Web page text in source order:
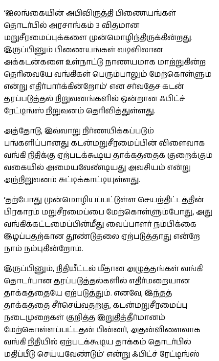
‘இலங்கையின் அபிவிருத்தி பிணையங்கள்
தொடர்பில் அரசாங்கம் 3 விதமான
மறுசீரமைப்புக்களை முன்மொழிந்திருக்கின்றது.
இருப்பினும் பிணையங்கள் வடிவிலான
அக்கடன்களை உள்நாட்டு நாணயமாக மாற்றுகின்ற
தெரிவையே வங்கிகள் பெரும்பாலும் மேற்கொள்ளும்
என்று எதிர்பார்க்கின்றோம்’ என சர்வதேச கடன்
தரப்படுத்தல் நிறுவனங்களில் ஒன்றான ஃபிட்ச்
ரேட்டிங்ஸ் நிறுவனம் தெரிவித்துள்ளது.
அத்தோடு, இவ்வாறு நிர்ணயிக்கப்படும்
பங்களிப்பானது கடன்மறுசீரமைப்பின் விளைவாக
வங்கி நிதிக்கு ஏற்படக்கூடிய தாக்கத்தைக் குறைக்கும்
வகையில் அமையவேண்டியது அவசியம் என்று
அந்நிறுவனம் சுட்டிக்காட்டியுள்ளது.
‘தற்போது முன்மொழியப்பட்டுள்ள செயற்திட்டத்தின்
பிரகாரம் மறுசீரமைப்பை மேற்கொள்ளும்போது, அது
வங்கிக்கட்டமைப்பின்மீது வைப்பாளர் நம்பிக்கை
இழப்பதற்கான தூண்டுதலை ஏற்படுத்தாது என்றே
நாம் நம்புகின்றோம்.
இருப்பினும், நிதியீட்டல் மீதான அழுத்தங்கள் வங்கி
தொடர்பான தரப்படுத்தல்களில் எதிர்மறையான
தாக்கத்தையே ஏற்படுத்தும். எனவே, இந்தத்
தாக்கத்தை சீர்செய்வதற்கு, கடன்மறுசீரமைப்பு
நடைமுறைகள் குறித்த இறுதித்தீர்மானம்
மேற்கொள்ளப்பட்டதன் பின்னர், அதன்விளைவாக
வங்கி நிதியில் ஏற்படக்கூடிய தாக்கம் தொடர்பில்
மதிப்பீடு செய்யவேண்டும்’ என்று ஃபிட்ச் ரேட்டிங்ஸ்